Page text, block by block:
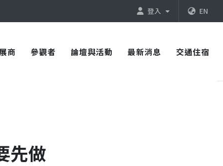
登入 EN
商 參觀者 論壇與活動 最新消息 交通住宿
先做